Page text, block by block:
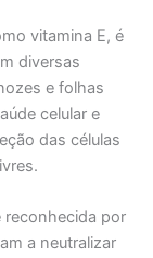
vitamina E, é
diversas
e folhas
celular e
das células
reconhecida por
a neutralizar